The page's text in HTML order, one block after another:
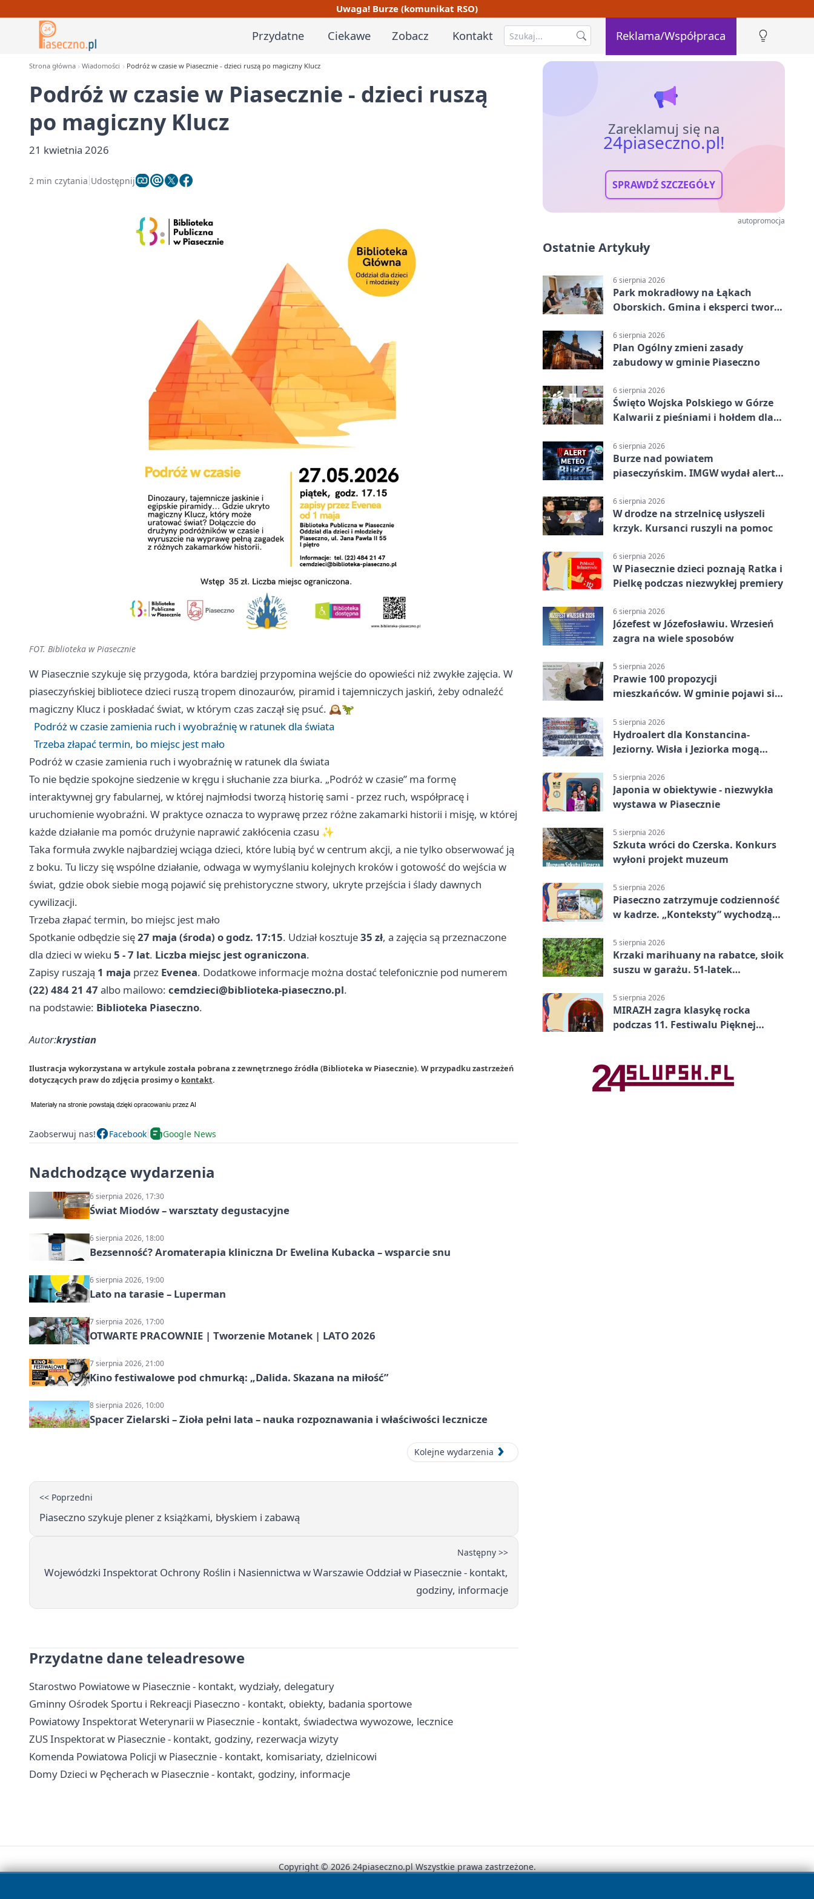
Uwaga! Burze (komunikat RSO)
Przydatne Ciekawe Zobacz Kontakt Reklama/Współpraca
Strona główna Wiadomości Podróż w czasie w Piasecznie - dzieci ruszą po magiczny Klucz
Podróż w czasie w Piasecznie - dzieci ruszą
po magiczny Klucz
21 kwietnia 2026
2 min czytania Udostępnij
FOT. Biblioteka w Piasecznie
W Piasecznie szykuje się przygoda, która bardziej przypomina wejście do opowieści niż zwykłe zajęcia. W
piaseczyńskiej bibliotece dzieci ruszą tropem dinozaurów, piramid i tajemniczych jaskiń, żeby odnaleźć
magiczny Klucz i poskładać świat, w którym czas zaczął się psuć. 🕰️🦖
Podróż w czasie zamienia ruch i wyobraźnię w ratunek dla świata
Trzeba złapać termin, bo miejsc jest mało
Podróż w czasie zamienia ruch i wyobraźnię w ratunek dla świata
To nie będzie spokojne siedzenie w kręgu i słuchanie zza biurka. „Podróż w czasie” ma formę
interaktywnej gry fabularnej, w której najmłodsi tworzą historię sami - przez ruch, współpracę i
uruchomienie wyobraźni. W praktyce oznacza to wyprawę przez różne zakamarki historii i misję, w której
każde działanie ma pomóc drużynie naprawić zakłócenia czasu ✨
Taka formuła zwykle najbardziej wciąga dzieci, które lubią być w centrum akcji, a nie tylko obserwować ją
z boku. Tu liczy się wspólne działanie, odwaga w wymyślaniu kolejnych kroków i gotowość do wejścia w
świat, gdzie obok siebie mogą pojawić się prehistoryczne stwory, ukryte przejścia i ślady dawnych
cywilizacji.
Trzeba złapać termin, bo miejsc jest mało
Spotkanie odbędzie się27 maja (środa) o godz. 17:15. Udział kosztuje35 zł, a zajęcia są przeznaczone
dla dzieci w wieku 5 - 7 lat. Liczba miejsc jest ograniczona.
Zapisy ruszają 1 maja przez Evenea. Dodatkowe informacje można dostać telefonicznie pod numerem
(22) 484 21 47 albo mailowo: cemdzieci@biblioteka-piaseczno.pl.
na podstawie: Biblioteka Piaseczno.
Autor:krystian
Ilustracja wykorzystana w artykule została pobrana z zewnętrznego źródła (Biblioteka w Piasecznie). W przypadku zastrzeżeń
dotyczących praw do zdjęcia prosimy o kontakt.
Zaobserwuj nas! Facebook Google News
Nadchodzące wydarzenia
6 sierpnia 2026, 17:30
Świat Miodów – warsztaty degustacyjne
6 sierpnia 2026, 18:00
Bezsenność? Aromaterapia kliniczna Dr Ewelina Kubacka – wsparcie snu
6 sierpnia 2026, 19:00
Lato na tarasie – Luperman
7 sierpnia 2026, 17:00
OTWARTE PRACOWNIE | Tworzenie Motanek | LATO 2026
7 sierpnia 2026, 21:00
Kino festiwalowe pod chmurką: „Dalida. Skazana na miłość”
8 sierpnia 2026, 10:00
Spacer Zielarski – Zioła pełni lata – nauka rozpoznawania i właściwości lecznicze
Kolejne wydarzenia
<< Poprzedni
Piaseczno szykuje plener z książkami, błyskiem i zabawą
Następny >>
Wojewódzki Inspektorat Ochrony Roślin i Nasiennictwa w Warszawie Oddział w Piasecznie - kontakt,
godziny, informacje
Przydatne dane teleadresowe
Starostwo Powiatowe w Piasecznie - kontakt, wydziały, delegatury
Gminny Ośrodek Sportu i Rekreacji Piaseczno - kontakt, obiekty, badania sportowe
Powiatowy Inspektorat Weterynarii w Piasecznie - kontakt, świadectwa wywozowe, lecznice
ZUS Inspektorat w Piasecznie - kontakt, godziny, rezerwacja wizyty
Komenda Powiatowa Policji w Piasecznie - kontakt, komisariaty, dzielnicowi
Domy Dzieci w Pęcherach w Piasecznie - kontakt, godziny, informacje
Zareklamuj się na
24piaseczno.pl!
SPRAWDŹ SZCZEGÓŁY
autopromocja
Ostatnie Artykuły
6 sierpnia 2026
Park mokradłowy na Łąkach
Oborskich. Gmina i eksperci tworzą
6 sierpnia 2026
Plan Ogólny zmieni zasady
zabudowy w gminie Piaseczno
6 sierpnia 2026
Święto Wojska Polskiego w Górze
Kalwarii z pieśniami i hołdem dla
6 sierpnia 2026
Burze nad powiatem
piaseczyńskim. IMGW wydał alert
6 sierpnia 2026
W drodze na strzelnicę usłyszeli
krzyk. Kursanci ruszyli na pomoc
6 sierpnia 2026
W Piasecznie dzieci poznają Ratka i
Pielkę podczas niezwykłej premiery
6 sierpnia 2026
Józefest w Józefosławiu. Wrzesień
zagra na wiele sposobów
5 sierpnia 2026
Prawie 100 propozycji
mieszkańców. W gminie pojawi się
5 sierpnia 2026
Hydroalert dla Konstancina-
Jeziorny. Wisła i Jeziorka mogą
5 sierpnia 2026
Japonia w obiektywie - niezwykła
wystawa w Piasecznie
5 sierpnia 2026
Szkuta wróci do Czerska. Konkurs
wyłoni projekt muzeum
5 sierpnia 2026
Piaseczno zatrzymuje codzienność
w kadrze. „Konteksty” wychodzą
5 sierpnia 2026
Krzaki marihuany na rabatce, słoik
suszu w garażu. 51-latek
5 sierpnia 2026
MIRAZH zagra klasykę rocka
podczas 11. Festiwalu Pięknej
Copyright © 2026 24piaseczno.pl Wszystkie prawa zastrzeżone.